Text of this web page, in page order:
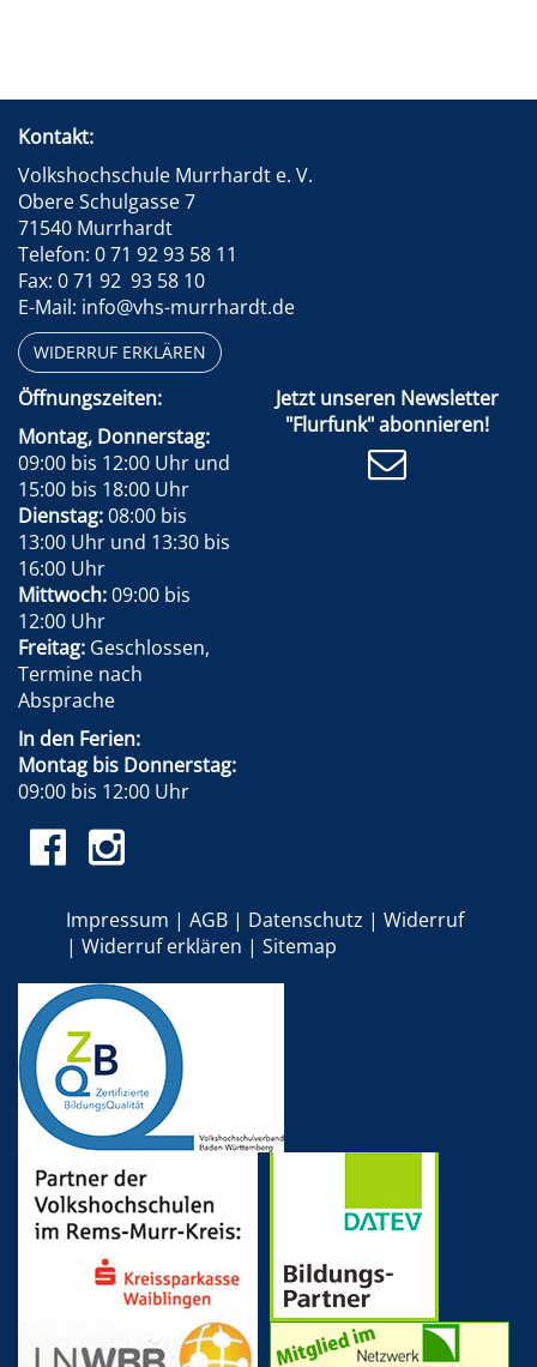
Kontakt:
Volkshochschule Murrhardt e. V.
Obere Schulgasse 7
71540 Murrhardt
Telefon: 0 71 92 93 58 11
Fax: 0 71 92 93 58 10
E-Mail: info@vhs-murrhardt.de
WIDERRUF ERKLÄREN
Jetzt unseren Newsletter
"Flurfunk" abonnieren!
Öffnungszeiten:
Montag, Donnerstag:
09:00 bis 12:00 Uhr und
15:00 bis 18:00 Uhr
Dienstag:08:00 bis
13:00 Uhr und 13:30 bis
16:00 Uhr
Mittwoch:09:00 bis
12:00 Uhr
Freitag: Geschlossen,
Termine nach
Absprache
In den Ferien:
Montag bis Donnerstag:
09:00 bis 12:00 Uhr
Impressum AGB Datenschutz
Widerruf
Widerruf erklären
Sitemap